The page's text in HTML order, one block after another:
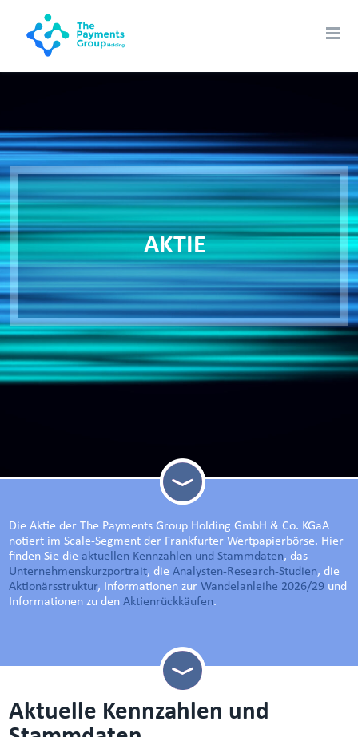
AKTIE
Die Aktie der The Payments Group Holding GmbH & Co. KGaA
notiert im Scale-Segment der Frankfurter Wertpapierbörse. Hier
finden Sie die aktuellen Kennzahlen und Stammdaten, das
Unternehmenskurzportrait, dieAnalysten-Research-Studien, die
Aktionärsstruktur, Informationen zurWandelanleihe 2026/29 und
Informationen zu denAktienrückkäufen.
Aktuelle Kennzahlen und